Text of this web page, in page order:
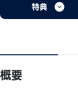
特典
概要